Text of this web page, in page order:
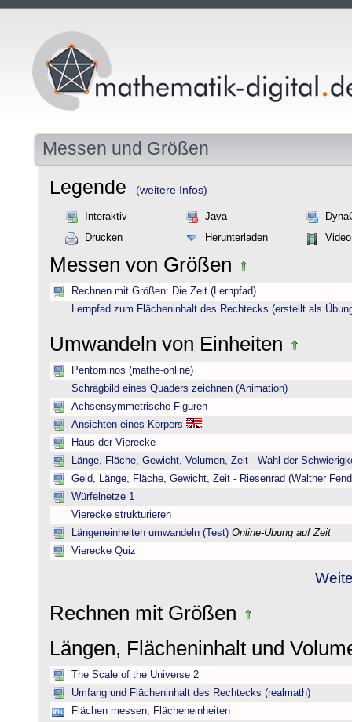
Messen und Größen
Legende (weitere Infos)
Interaktiv Java
Drucken
Herunterladen Video
Messen von Größen
Rechnen mit Größen: Die Zeit (Lernpfad)
Lernpfad zum Flächeninhalt des Rechtecks (erstellt als
Umwandeln von Einheiten
Pentominos (mathe-online)
Schrägbild eines Quaders zeichnen (Animation)
Achsensymmetrische Figuren
Ansichten eines Körpers
Haus der Vierecke
Länge, Fläche, Gewicht, Volumen, Zeit - Wahl der
Geld, Länge, Fläche, Gewicht, Zeit - Riesenrad (Walther
Würfelnetze 1
Vierecke strukturieren
Längeneinheiten umwandeln (Test) Online-Übung auf Zeit
Vierecke Quiz
Rechnen mit Größen
Längen, Flächeninhalt und
The Scale of the Universe 2
Umfang und Flächeninhalt des Rechtecks (realmath)
Flächen messen, Flächeneinheiten